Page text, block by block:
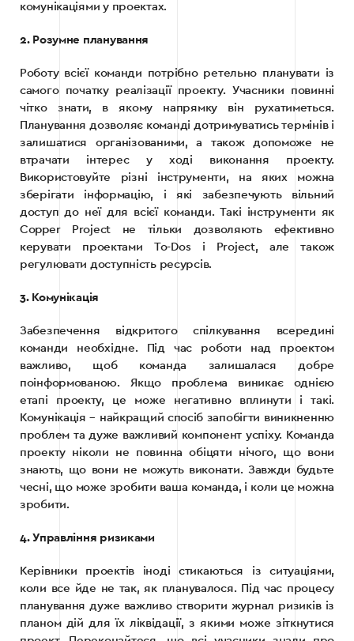
комунікаціями у проектах.
2. Розумне планування
Роботу всієї команди потрібно ретельно планувати із
самого початку реалізації проекту. Учасники повинні
чітко знати, в якому напрямку він рухатиметься.
Планування дозволяє команді дотримуватись термінів і
залишатися організованими, а також допоможе не
втрачати інтерес у ході виконання проекту.
Використовуйте різні інструменти, на яких можна
зберігати інформацію, і які забезпечують вільний
доступ до неї для всієї команди. Такі інструменти як
Copper Project не тільки дозволяють ефективно
керувати проектами To-Dos і Project, але також
регулювати доступність ресурсів.
3. Комунікація
Забезпечення відкритого спілкування всередині
команди необхідне. Під час роботи над проектом
важливо, щоб команда залишалася добре
поінформованою. Якщо проблема виникає однією
етапі проекту, це може негативно вплинути і такі.
Комунікація – найкращий спосіб запобігти виникненню
проблем та дуже важливий компонент успіху. Команда
проекту ніколи не повинна обіцяти нічого, що вони
знають, що вони не можуть виконати. Завжди будьте
чесні, що може зробити ваша команда, і коли це можна
зробити.
4. Управління ризиками
Керівники проектів іноді стикаються із ситуаціями,
коли все йде не так, як планувалося. Під час процесу
планування дуже важливо створити журнал ризиків із
планом дій для їх ліквідації, з якими може зіткнутися